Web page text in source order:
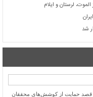
لرستان و ایلام
شد
میراث مكتوب در سال ۱۳۷۲ ش به قصد حمایت از كوشش‌های محققان